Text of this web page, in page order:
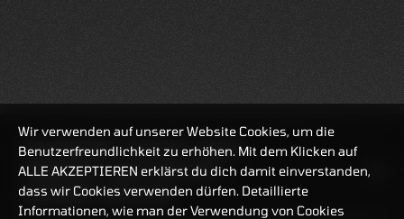
REALTIMEKURSE 07.08.2026
10:08:30
HANDELSZEIT
MO-FR: 7:30-23 UHR
ZERTIFIKATE
8:00-22 UHR
Wir verwenden auf unserer Website Cookies, um die
Benutzerfreundlichkeit zu erhöhen. Mit dem Klicken auf
ALLE AKZEPTIEREN erklärst du dich damit einverstanden,
dass wir Cookies verwenden dürfen. Detaillierte
Informationen, wie man der Verwendung von Cookies